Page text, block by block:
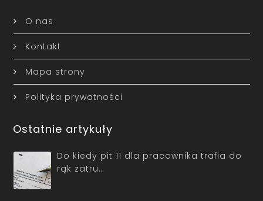
O nas
Kontakt
Mapa strony
Polityka prywatności
Ostatnie artykuły
Do kiedy pit 11 dla pracownika trafia do
rąk zatru…